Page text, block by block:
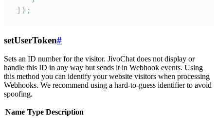
]);
setUserToken#
Sets an ID number for the visitor. JivoChat does not display or
handle this ID in any way but sends it in Webhook events. Using
this method you can identify your website visitors when processing
Webhooks. We recommend using a hard-to-guess identifier to avoid
spoofing.
Name Type Description